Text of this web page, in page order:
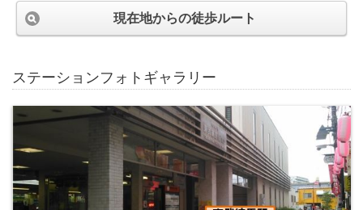
現在地からの徒歩ルート
ステーションフォトギャラリー